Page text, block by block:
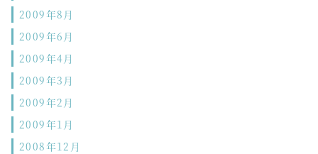
2009年8月
2009年6月
2009年4月
2009年3月
2009年2月
2009年1月
2008年12月